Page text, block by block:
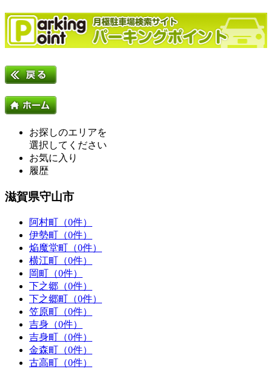
お探しのエリアを
選択してください
お気に入り
履歴
滋賀県守山市
阿村町（0件）
伊勢町（0件）
焔魔堂町（0件）
横江町（0件）
岡町（0件）
下之郷（0件）
下之郷町（0件）
笠原町（0件）
吉身（0件）
吉身町（0件）
金森町（0件）
古高町（0件）